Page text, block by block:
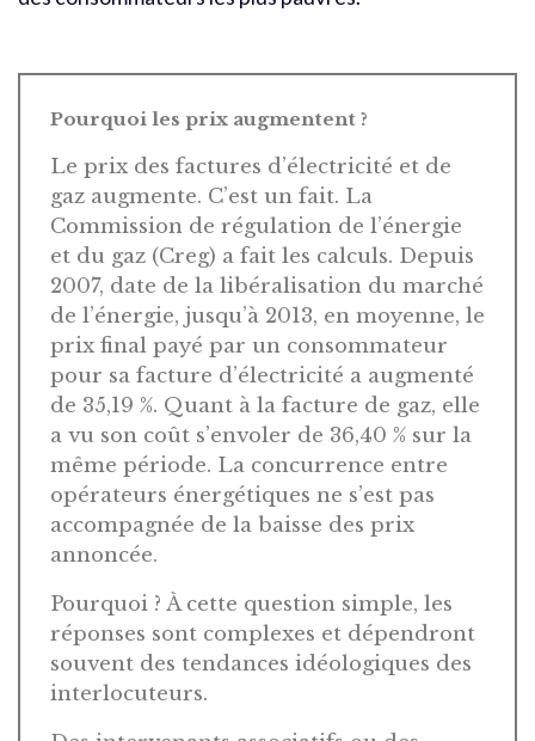
Pourquoi les prix augmentent ?
Le prix des factures d’électricité et de
gaz augmente. C’est un fait. La
Commission de régulation de l’énergie
et du gaz (Creg) a fait les calculs. Depuis
2007, date de la libéralisation du marché
de l’énergie, jusqu’à 2013, en moyenne, le
prix final payé par un consommateur
pour sa facture d’électricité a augmenté
de 35,19 %. Quant à la facture de gaz, elle
a vu son coût s’envoler de 36,40 % sur la
même période. La concurrence entre
opérateurs énergétiques ne s’est pas
accompagnée de la baisse des prix
annoncée.
Pourquoi ? À cette question simple, les
réponses sont complexes et dépendront
souvent des tendances idéologiques des
interlocuteurs.